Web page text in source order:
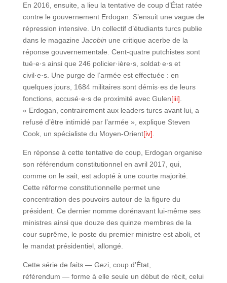
En 2016, ensuite, a lieu la tentative de coup d’État ratée
contre le gouvernement Erdogan. S’ensuit une vague de
répression intensive. Un collectif d’étudiants turcs publie
dans le magazine Jacobin une critique acerbe de la
réponse gouvernementale. Cent-quatre putchistes sont
tué·e·s ainsi que 246 policier·ière·s, soldat·e·s et
civil·e·s. Une purge de l’armée est effectuée : en
quelques jours, 1684 militaires sont démis·es de leurs
fonctions, accusé·e·s de proximité avec Gulen[iii]
« Erdogan, contrairement aux leaders turcs avant lui, a
refusé d’être intimidé par l’armée », explique Steven
Cook, un spécialiste du Moyen-Orient[iv]
En réponse à cette tentative de coup, Erdogan organise
son référendum constitutionnel en avril 2017, qui,
comme on le sait, est adopté à une courte majorité.
Cette réforme constitutionnelle permet une
concentration des pouvoirs autour de la figure du
président. Ce dernier nomme dorénavant lui-même ses
ministres ainsi que douze des quinze membres de la
cour suprême, le poste du premier ministre est aboli, et
le mandat présidentiel, allongé.
Cette série de faits — Gezi, coup d’État,
référendum — forme à elle seule un début de récit, celui